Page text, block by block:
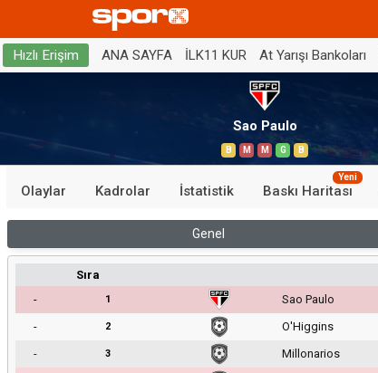
Hızlı Erişim ANA SAYFA İLK11 KUR At Yarışı Bankoları
Sao Paulo
B M M G B
Olaylar Kadrolar İstatistik Baskı Haritası
Yeni
Genel
Sıra
-
1 Sao Paulo
-
2 O'Higgins
-
3 Millonarios